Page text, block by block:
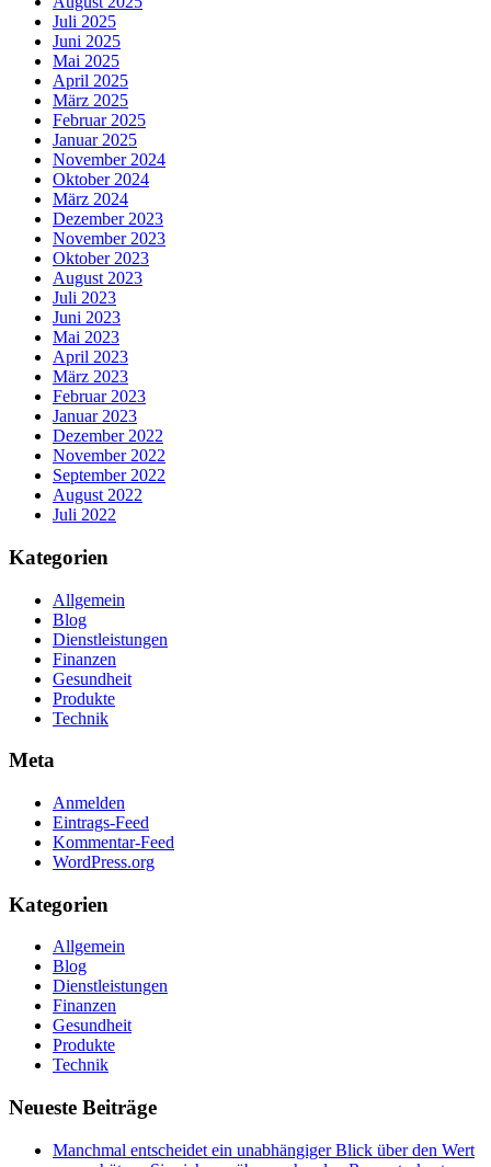
Juli 2025
Juni 2025
Mai 2025
April 2025
März 2025
Februar 2025
Januar 2025
November 2024
Oktober 2024
März 2024
Dezember 2023
November 2023
Oktober 2023
August 2023
Juli 2023
Juni 2023
Mai 2023
April 2023
März 2023
Februar 2023
Januar 2023
Dezember 2022
November 2022
September 2022
August 2022
Juli 2022
Kategorien
Allgemein
Blog
Dienstleistungen
Finanzen
Gesundheit
Produkte
Technik
Meta
Anmelden
Eintrags-Feed
Kommentar-Feed
WordPress.org
Kategorien
Allgemein
Blog
Dienstleistungen
Finanzen
Gesundheit
Produkte
Technik
Neueste Beiträge
Manchmal entscheidet ein unabhängiger Blick über den Wert